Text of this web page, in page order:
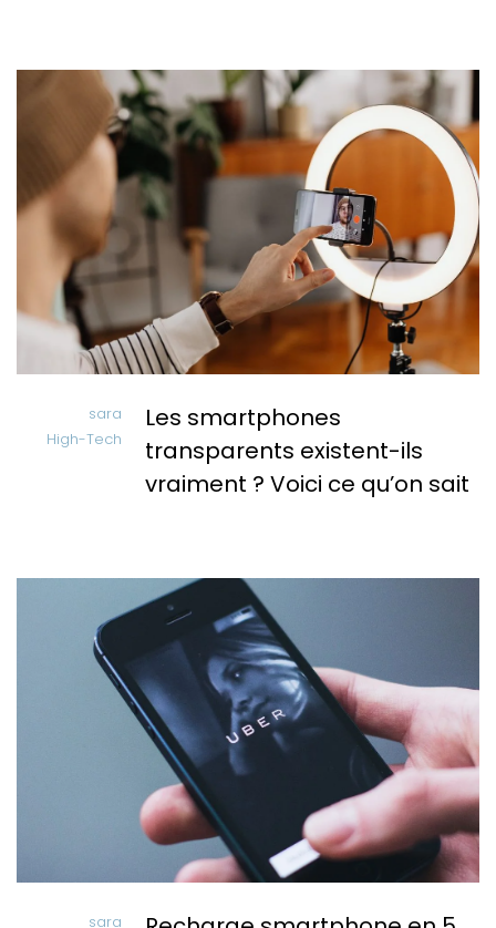
sara
High-Tech
Les smartphones
transparents existent-ils
vraiment ? Voici ce qu’on sait
sara